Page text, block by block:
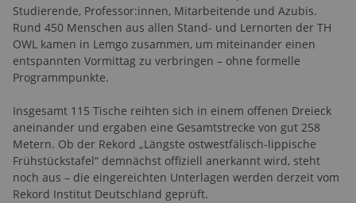
Studierende, Professor:innen, Mitarbeitende und Azubis.
Rund 450 Menschen aus allen Stand- und Lernorten der TH
OWL kamen in Lemgo zusammen, um miteinander einen
entspannten Vormittag zu verbringen – ohne formelle
Programmpunkte.
Insgesamt 115 Tische reihten sich in einem offenen Dreieck
aneinander und ergaben eine Gesamtstrecke von gut 258
Metern. Ob der Rekord „Längste ostwestfälisch-lippische
Frühstückstafel“ demnächst offiziell anerkannt wird, steht
noch aus – die eingereichten Unterlagen werden derzeit vom
Rekord Institut Deutschland geprüft.